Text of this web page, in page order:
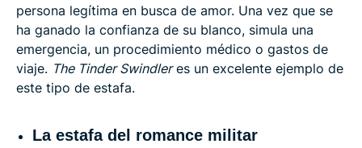
persona legítima en busca de amor. Una vez que se
ha ganado la confianza de su blanco, simula una
emergencia, un procedimiento médico o gastos de
viaje. The Tinder Swindleres un excelente ejemplo de
este tipo de estafa.
La estafa del romance militar